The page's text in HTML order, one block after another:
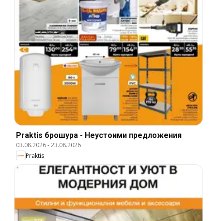
Praktis брошура - Неустоими предложения
03.08.2026-23.08.2026
Praktis